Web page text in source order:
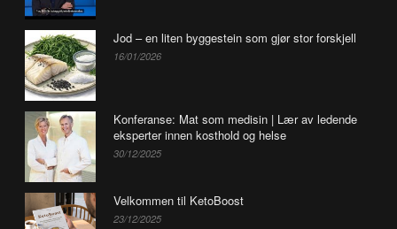
Jod – en liten byggestein som gjør stor forskjell
16/01/2026
Konferanse: Mat som medisin | Lær av ledende
eksperter innen kosthold og helse
30/12/2025
Velkommen til KetoBoost
23/12/2025